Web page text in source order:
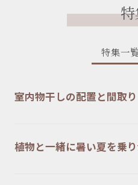
特集一
室内物干しの配置と間取り
植物と一緒に暑い夏を乗